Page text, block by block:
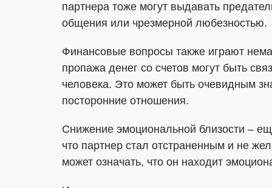
партнера тоже могут выдавать
общения или чрезмерной любезностью.
Финансовые вопросы также играют
пропажа денег со счетов могут быть
человека. Это может быть очевидным
посторонние отношения.
Снижение эмоциональной близости –
что партнер стал отстраненным и не
может означать, что он находит